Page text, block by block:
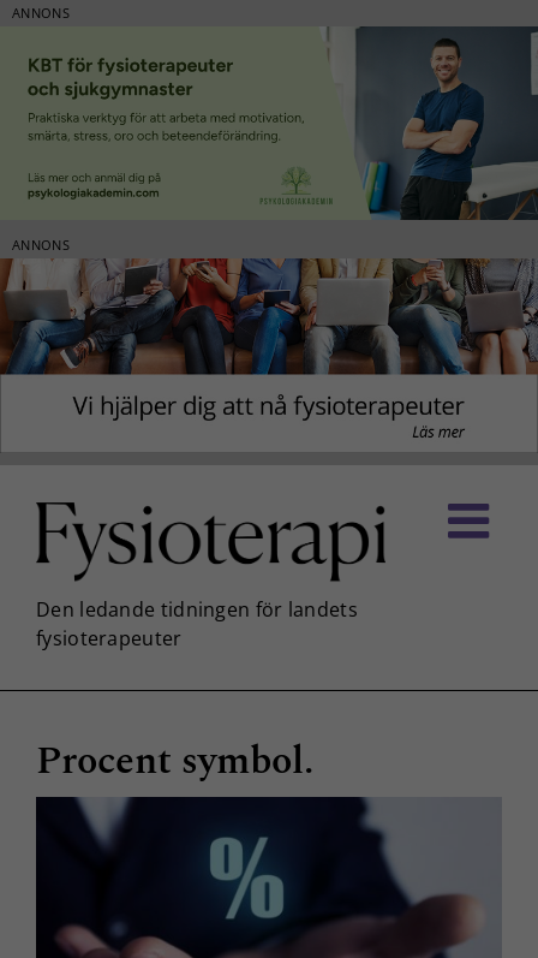
ANNONS
ANNONS
innehållet
Procent symbol.